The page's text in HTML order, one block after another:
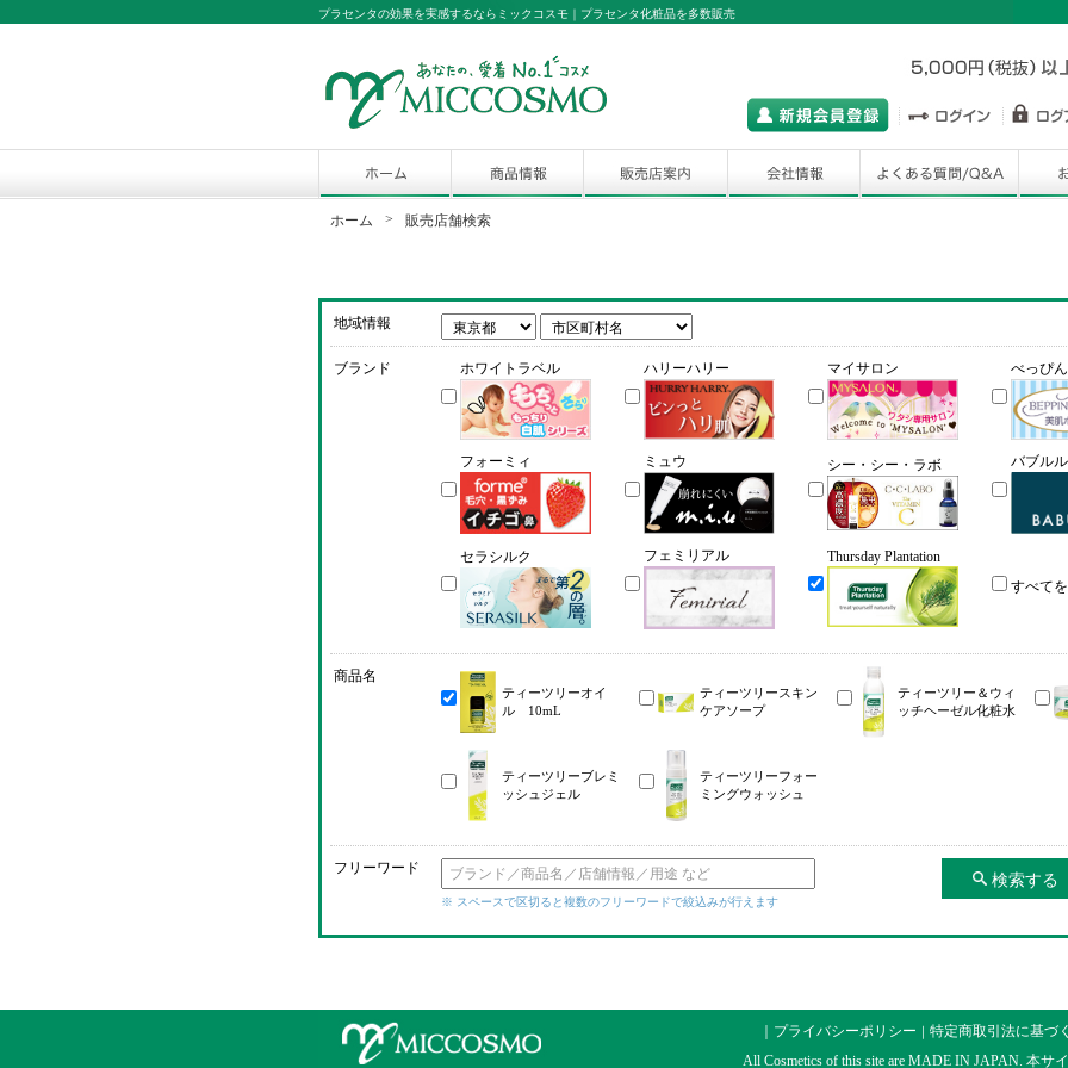
プラセンタの効果を実感するならミックコスモ｜プラセンタ化粧品を多数販売
ホーム > 販売店舗検索
地域情報
ブランド ホワイトラベル ハリーハリー マイサロン べっぴ
フォーミィ ミュウ シー・シー・ラボ バブルル
セラシルク フェミリアル
Thursday Plantation
すべて
商品名
ティーツリーオイ
ル 10mL
ティーツリースキン
ケアソープ
ティーツリー＆ウィ
ッチヘーゼル化粧水
ティーツリーブレミ
ッシュジェル
ティーツリーフォー
ミングウォッシュ
フリーワード
※ スペースで区切ると複数のフリーワードで絞込みが行えます
検索する
｜プライバシーポリシー ｜ 特定商取引法に基づ
All Cosmetics of this site are MADE IN JAPAN. 本サ